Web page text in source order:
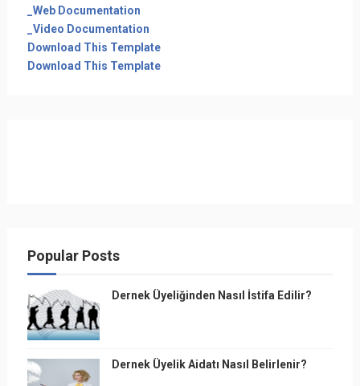
_Web Documentation
_Video Documentation
Download This Template
Download This Template
Popular Posts
Dernek Üyeliğinden Nasıl İstifa Edilir?
Dernek Üyelik Aidatı Nasıl Belirlenir?